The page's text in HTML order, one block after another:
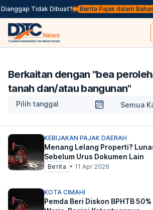
Tidak Dibuat? Berita Pajak dalam
Berkaitan dengan "bea
tanah dan/atau bangunan"
Pilih tanggal Semua
KEBIJAKAN PAJAK DAERAH
Menang Lelang Properti?
Sebelum Urus Dokumen Lain
Berita • 11 Apr 2026
KOTA CIMAHI
Pemda Beri Diskon BPHTB